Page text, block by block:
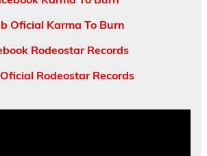
Oficial Karma To Burn
Rodeostar Records
Rodeostar Records